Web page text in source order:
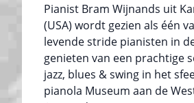
Pianist Bram Wijnands uit
(USA) wordt gezien als één
levende stride pianisten in
genieten van een prachtige
jazz, blues & swing in het
pianola Museum aan de